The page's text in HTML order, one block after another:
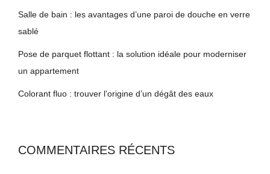
Salle de bain : les avantages d’une paroi de douche en verre
sablé
Pose de parquet flottant : la solution idéale pour moderniser
un appartement
Colorant fluo : trouver l’origine d’un dégât des eaux
COMMENTAIRES RÉCENTS